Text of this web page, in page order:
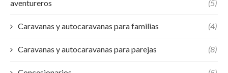
aventureros
(5)
Caravanas y autocaravanas para familias (4)
Caravanas y autocaravanas para parejas (8)